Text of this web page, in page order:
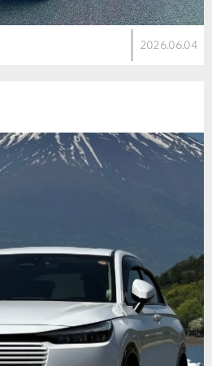
2026.06.04